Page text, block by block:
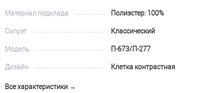
Материал подклада Полиэстер: 100%
Силуэт Классический
Модель П-673/П-277
Дизайн Клетка контрастная
Все характеристики →